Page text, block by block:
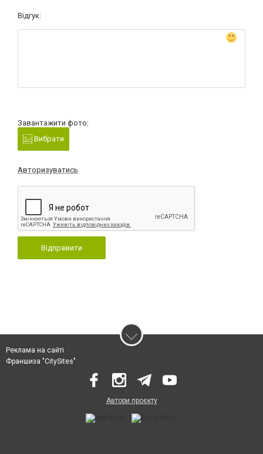
Відгук:
Завантажити фото:
Вибрати
Авторизуватись
Відправити
Реклама на сайті
Франшиза "CitySites"
Автори проєкту